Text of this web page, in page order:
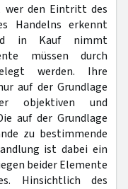
wer den Eintritt des
Handelns erkennt
in Kauf nimmt
müssen durch
werden. Ihre
auf der Grundlage
objektiven und
auf der Grundlage
zu bestimmende
ist dabei ein
beider Elemente
Hinsichtlich des